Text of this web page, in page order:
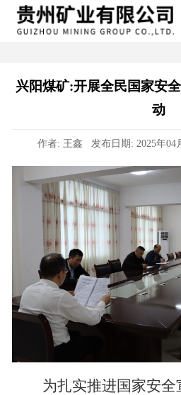
兴阳煤矿:开展全民国家安
动
作者: 王鑫 发布日期: 2025年
为扎实推进国家安